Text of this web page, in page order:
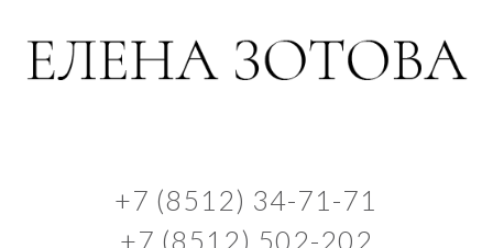
+7 (8512) 34-71-71
+7 (8512) 502-202